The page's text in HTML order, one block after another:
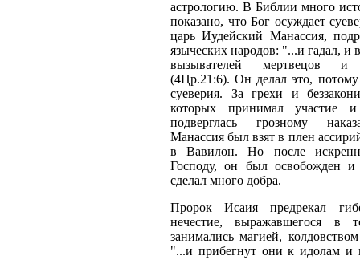
астрологию. В Библии много
показано, что Бог осуждает
царь Иудейский Манассия,
языческих народов: "...и гадал, и
вызывателей мертвецов и
(4Цр.21:6). Он делал это,
суеверия. За грехи и
которых принимал участие
подверглась грозному
Манассия был взят в плен
в Вавилон. Но после
Господу, он был освобожден и
сделал много добра.
Пророк Исаия предрекал
нечестие, выражавшегося в
занимались магией,
"...и прибегнут они к идолам и